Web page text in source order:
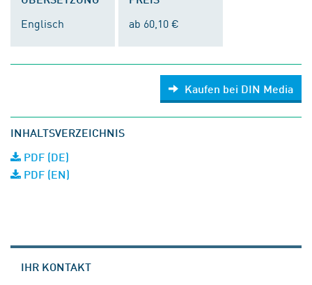
Englisch ab 60,10 €
Kaufen bei DIN Media
INHALTSVERZEICHNIS
PDF (DE)
PDF (EN)
IHR KONTAKT